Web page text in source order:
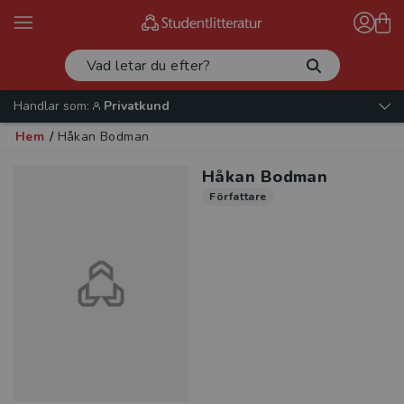
Handlar som:
Privatkund
Hem / Håkan Bodman
Håkan Bodman
Författare